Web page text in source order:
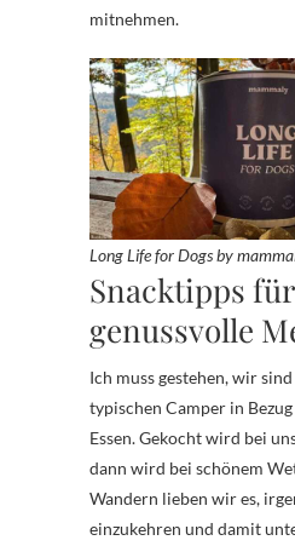
mitnehmen.
Long Life for Dogs by
Snacktipps für
genussvolle
Ich muss gestehen, wir
typischen Camper in
Essen. Gekocht wird bei
dann wird bei schönem
Wandern lieben wir es,
einzukehren und damit